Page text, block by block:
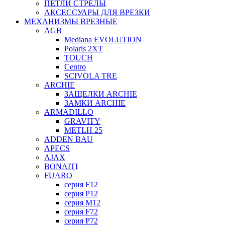
ПЕТЛИ СТРЕЛЫ
АКСЕССУАРЫ ДЛЯ ВРЕЗКИ
МЕХАНИЗМЫ ВРЕЗНЫЕ
AGB
Mediana EVOLUTION
Polaris 2XT
TOUCH
Centro
SCIVOLA TRE
ARCHIE
ЗАЩЕЛКИ ARCHIE
ЗАМКИ ARCHIE
ARMADILLO
GRAVITY
METLH 25
ADDEN BAU
APECS
AJAX
BONAITI
FUARO
серия F12
серия P12
серия M12
серия F72
серия P72